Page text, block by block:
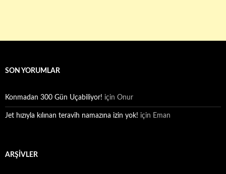
SON YORUMLAR
Konmadan 300 Gün Uçabiliyor! için Onur
Jet hızıyla kılınan teravih namazına izin yok! için Eman
ARŞIVLER